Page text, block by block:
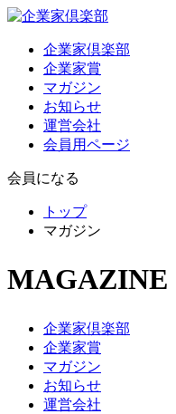
企業家倶楽部
企業家賞
マガジン
お知らせ
運営会社
会員用ページ
会員になる
トップ
マガジン
MAGAZINE
企業家倶楽部
企業家賞
マガジン
お知らせ
運営会社